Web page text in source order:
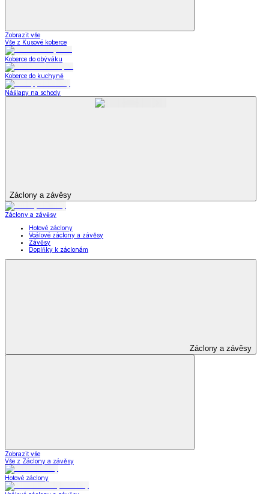
Zobrazit vše
Vše z Kusové koberce
Koberce do obýváku
Koberce do kuchyně
Nášlapy na schody
Záclony a závěsy
Záclony a závěsy
Hotové záclony
Voálové záclony a závěsy
Závěsy
Doplňky k záclonám
Záclony a závěsy
Zobrazit vše
Vše z Záclony a závěsy
Hotové záclony